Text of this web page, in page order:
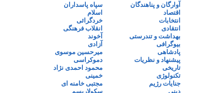
آوارگان و پناهندگان
اقتصاد
انتخابات
انتقادی
بهداشت و تندرستی
بیوگرافی
پادشاهی
پیشنهاد و نظریات
تاریخی
تکنولوژی
جنایات رژیم
دینی
سپاه پاسداران
اسلام
خردگرائی
انقلاب فرهنگی
آخوند
آزادی
میرحسین موسوی
دموکراسی
محمود احمدی نژاد
خمینی
مجتبی خامنه ای
سکولاریسم